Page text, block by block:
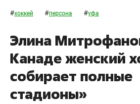
#хоккей #персона #уфа
Элина
Канаде женский
собирает полные
стадионы»